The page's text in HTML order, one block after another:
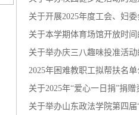
关于开展2025年度工会、妇
关于本学期体育场馆开放时间
关于举办庆三八趣味投准活动
2025年困难教职工拟帮扶名
关于2025年“爱心一日捐”捐
关于举办山东政法学院第四